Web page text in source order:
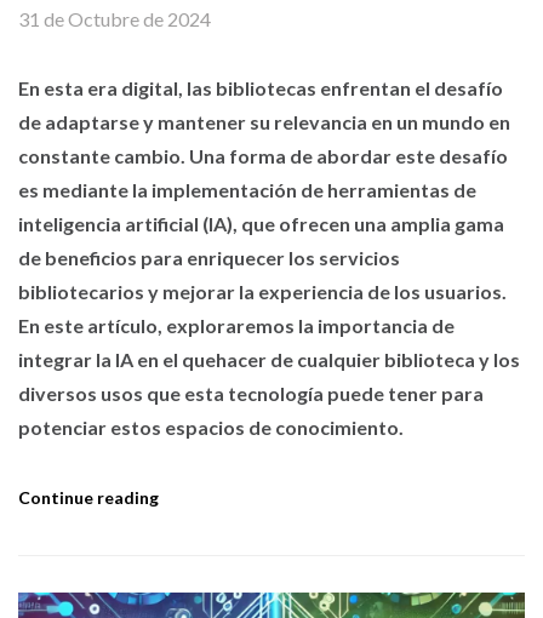
31 de Octubre de 2024
En esta era digital, las bibliotecas enfrentan el desafío
de adaptarse y mantener su relevancia en un mundo en
constante cambio. Una forma de abordar este desafío
es mediante la implementación de herramientas de
inteligencia artificial (IA), que ofrecen una amplia gama
de beneficios para enriquecer los servicios
bibliotecarios y mejorar la experiencia de los usuarios.
En este artículo, exploraremos la importancia de
integrar la IA en el quehacer de cualquier biblioteca y los
diversos usos que esta tecnología puede tener para
potenciar estos espacios de conocimiento.
Continue reading